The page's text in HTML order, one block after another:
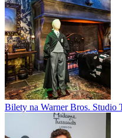
Bilety na Warner Bros. Studio